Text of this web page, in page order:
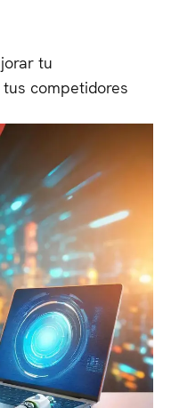
tu
competidores